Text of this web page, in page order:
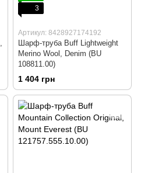
3
Артикул: 8428927174192
Шарф-труба Buff Lightweight
Merino Wool, Denim (BU
108811.00)
1 404 грн